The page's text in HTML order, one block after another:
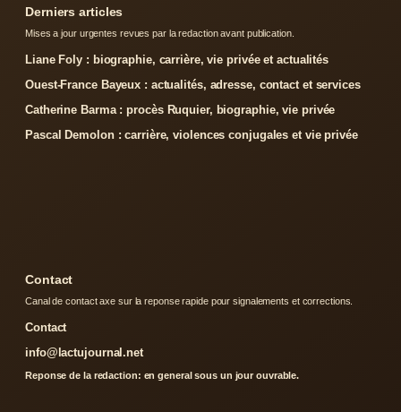
Derniers articles
Mises a jour urgentes revues par la redaction avant publication.
Liane Foly : biographie, carrière, vie privée et actualités
Ouest-France Bayeux : actualités, adresse, contact et services
Catherine Barma : procès Ruquier, biographie, vie privée
Pascal Demolon : carrière, violences conjugales et vie privée
Contact
Canal de contact axe sur la reponse rapide pour signalements et corrections.
Contact
info@lactujournal.net
Reponse de la redaction: en general sous un jour ouvrable.